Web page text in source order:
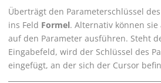
Überträgt den Parameterschlüssel
ins Feld Formel. Alternativ können
auf den Parameter ausführen. Steht
Eingabefeld, wird der Schlüssel des
eingefügt, an der sich der Cursor